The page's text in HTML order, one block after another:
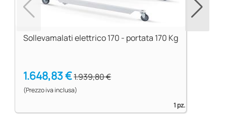
Sollevamalati elettrico 170 - portata 170 Kg
1.648,83 €1.939,80 €
(Prezzo iva inclusa)
1 pz.